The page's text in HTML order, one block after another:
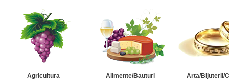
Agricultura Alimente/Bauturi Arta/Bijuterii/